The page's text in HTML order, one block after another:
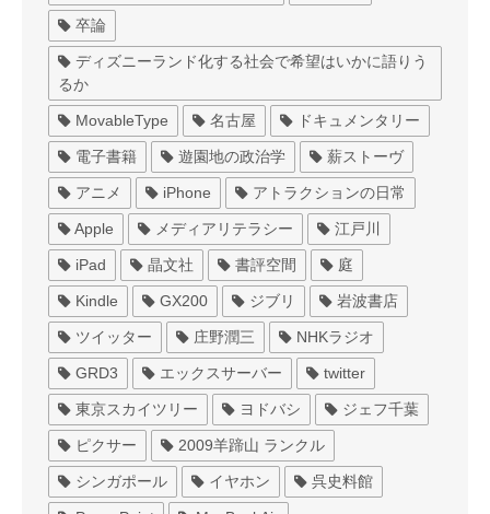
卒論
ディズニーランド化する社会で希望はいかに語りう
るか
MovableType 名古屋 ドキュメンタリー
電子書籍 遊園地の政治学 薪ストーヴ
アニメ iPhone アトラクションの日常
Apple メディアリテラシー 江戸川
iPad 晶文社 書評空間 庭
Kindle GX200 ジブリ 岩波書店
ツイッター 庄野潤三 NHKラジオ
GRD3 エックスサーバー twitter
東京スカイツリー ヨドバシ ジェフ千葉
ピクサー 2009羊蹄山 ランクル
シンガポール イヤホン 呉史料館